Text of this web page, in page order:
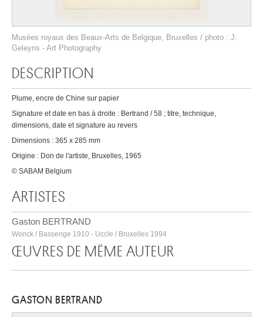
Musées royaux des Beaux-Arts de Belgique, Bruxelles / photo : J.
Geleyns - Art Photography
DESCRIPTION
Plume, encre de Chine sur papier
Signature et date en bas à droite : Bertrand / 58 ; titre, technique,
dimensions, date et signature au revers
Dimensions : 365 x 285 mm
Origine : Don de l'artiste, Bruxelles, 1965
© SABAM Belgium
ARTISTES
Gaston BERTRAND
Wonck / Bassenge 1910 - Uccle / Bruxelles 1994
ŒUVRES DE MÊME AUTEUR
GASTON BERTRAND